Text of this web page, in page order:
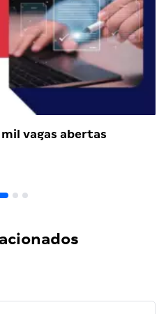
vagas abertas